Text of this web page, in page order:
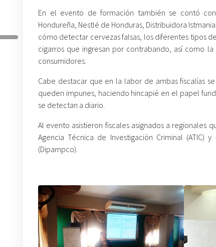
En el evento de formación también se contó
Hondureña, Nestlé de Honduras, Distribuidora
cómo detectar cervezas falsas, los diferentes tipos
cigarros que ingresan por contrabando, así como
consumidores.
Cabe destacar que en la labor de ambas fiscalías
queden impunes, haciendo hincapié en el papel
se detectan a diario.
Al evento asistieron fiscales asignados a regionales
Agencia Técnica de Investigación Criminal (ATIC)
(Dipampco).